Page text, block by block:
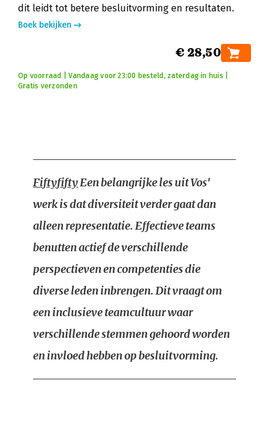
dit leidt tot betere besluitvorming en resultaten.
Boek bekijken
€ 28,50
Op voorraad | Vandaag voor 23:00 besteld, zaterdag in huis |
Gratis verzonden
FiftyfiftyEen belangrijke les uit Vos'
werk is dat diversiteit verder gaat dan
alleen representatie. Effectieve teams
benutten actief de verschillende
perspectieven en competenties die
diverse leden inbrengen. Dit vraagt om
een inclusieve teamcultuur waar
verschillende stemmen gehoord worden
en invloed hebben op besluitvorming.